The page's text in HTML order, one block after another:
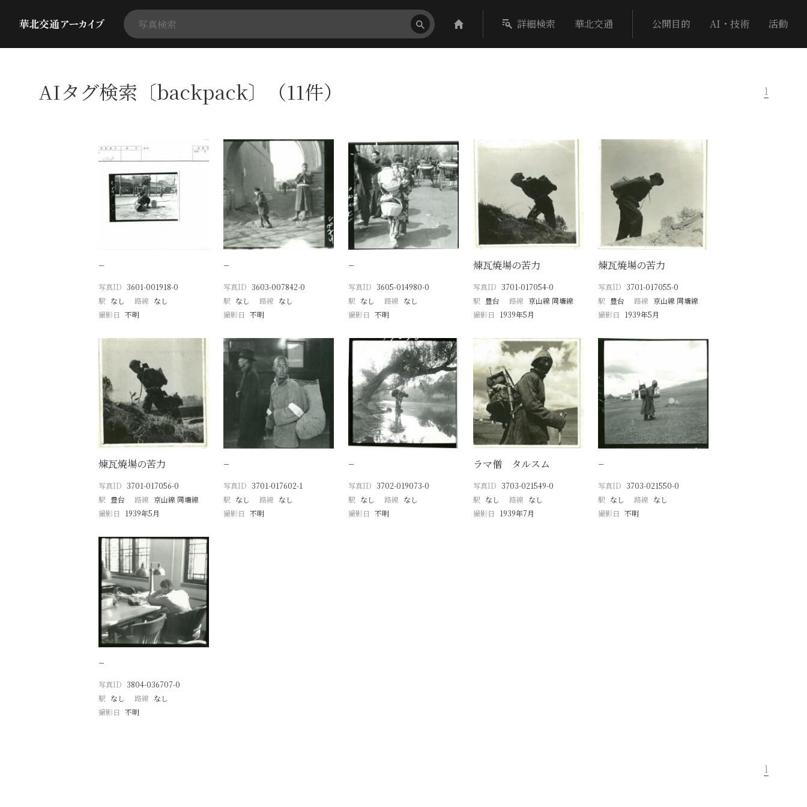
詳細検索 華北交通 公開目的 AI・技術 活動
AIタグ検索〔backpack〕（11件） 1
−
写真ID 3601-001918-0
駅 なし 路線 なし
撮影日 不明
−
写真ID 3603-007842-0
駅 なし 路線 なし
撮影日 不明
−
写真ID 3605-014980-0
駅 なし 路線 なし
撮影日 不明
煉瓦焼場の苦力
写真ID 3701-017054-0
駅 豊台 路線 京山線 同塘線
撮影日
1939年5月
煉瓦焼場の苦力
写真ID 3701-017055-0
駅 豊台 路線 京山線 同塘線
撮影日
1939年5月
煉瓦焼場の苦力
写真ID 3701-017056-0
駅 豊台 路線 京山線 同塘線
撮影日
1939年5月
−
写真ID 3701-017602-1
駅 なし 路線 なし
撮影日 不明
−
写真ID 3702-019073-0
駅 なし 路線 なし
撮影日 不明
ラマ僧 タルスム
写真ID 3703-021549-0
駅 なし 路線 なし
撮影日
1939年7月
−
写真ID 3703-021550-0
駅 なし 路線 なし
撮影日 不明
−
写真ID 3804-036707-0
駅 なし 路線 なし
撮影日 不明
1